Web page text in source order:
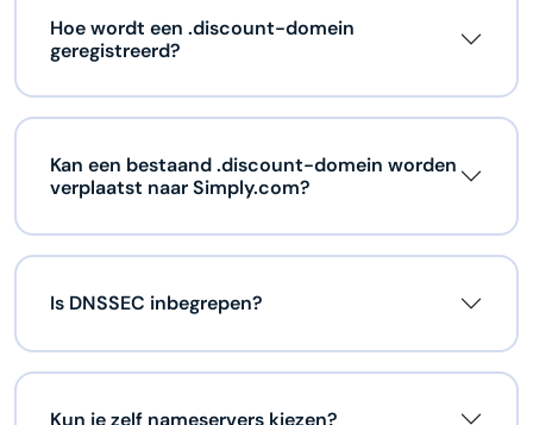
Hoe wordt een .discount-domein
geregistreerd?
Kan een bestaand .discount-domein worden
verplaatst naar Simply.com?
Is DNSSEC inbegrepen?
Kun je zelf nameservers kiezen?